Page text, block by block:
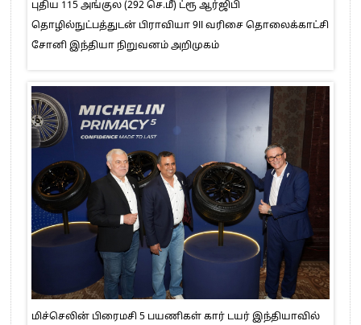
புதிய 115 அங்குல (292 செ.மீ) ட்ரூ ஆர்ஜிபி
தொழில்நுட்பத்துடன் பிராவியா 9II வரிசை தொலைக்காட்சி
சோனி இந்தியா நிறுவனம் அறிமுகம்
மிச்செலின் பிரைமசி 5 பயணிகள் கார் டயர் இந்தியாவில்